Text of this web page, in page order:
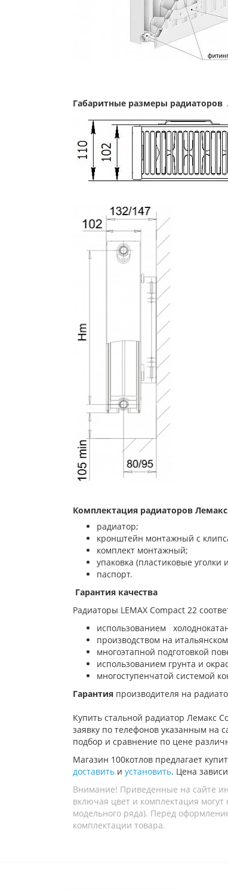
Габаритные размеры радиаторов
Комплектация радиаторов Лемакс
радиатор;
кронштейн монтажный с
комплект монтажный;
упаковка (пластиковые
паспорт.
Гарантия качества
Радиаторы LEMAX Compact 22
использованием
производством на
многоэтапной подготовкой
использованием грунта и
многоступенчатой системой
Гарантия производителя на
Купить стальной радиатор Лемакс
заявку по телефонов указанным на
подбор и сравнение по цене
Магазин 100котлов предлагает
доставить и установить. Цена
Внимание! Приведенные на сайте
включая цвет и комплектация
модельного ряда). Перед
комплектации товара.